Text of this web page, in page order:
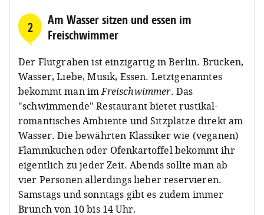
2
Am Wasser sitzen und essen im
Freischwimmer
Der Flutgraben ist einzigartig in Berlin. Brücken,
Wasser, Liebe, Musik, Essen. Letztgenanntes
bekommt man imFreischwimmer. Das
"schwimmende" Restaurant bietet rustikal-
romantisches Ambiente und Sitzplätze direkt am
Wasser. Die bewährten Klassiker wie (veganen)
Flammkuchen oder Ofenkartoffel bekommt ihr
eigentlich zu jeder Zeit. Abends sollte man ab
vier Personen allerdings lieber reservieren.
Samstags und sonntags gibt es zudem immer
Brunch von 10 bis 14 Uhr.